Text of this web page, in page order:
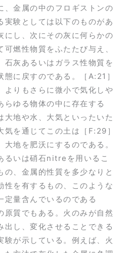
、金属の中のフロギストンの
実験としては以下のものがあ
にし、次にその灰に何らかの
燃性物質をふたたび与え、
石灰あるいはガラス性物質を
に戻すのである。［A:21］
よりもさらに微小で気化しや
らゆる物体の中に存在する
大地や水、大気といったいた
気を通じてこの土は［F:29］
地を肥沃にするのである。
るいは硝石nitreを用いるこ
の、金属的性質を多少なりと
性を有するもの、このような
定量含んでいるのである
原質でもある。火のみが自然
出し、変化させることできる
験が示している。例えば、火